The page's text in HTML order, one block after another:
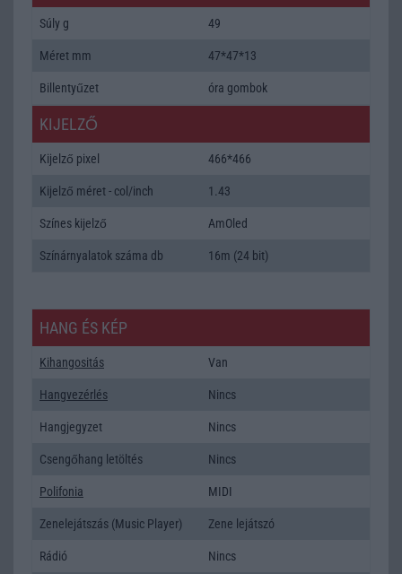
Súly g 49
Méret mm 47*47*13
Billentyűzet óra gombok
KIJELZŐ
Kijelző pixel 466*466
Kijelző méret - col/inch 1.43
Színes kijelző AmOled
Színárnyalatok száma db 16m (24 bit)
HANG ÉS KÉP
Kihangositás Van
Hangvezérlés Nincs
Hangjegyzet Nincs
Csengőhang letöltés Nincs
Polifonia MIDI
Zenelejátszás (Music Player) Zene lejátszó
Rádió Nincs